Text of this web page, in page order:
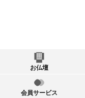
お仏壇
会員サービス